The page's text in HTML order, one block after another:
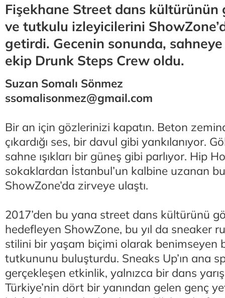
Fişekhane Street dans kültürünün
ve tutkulu izleyicilerini
getirdi. Gecenin sonunda, sahneye
ekip Drunk Steps Crew oldu.
Suzan Somalı Sönmez
ssomalisonmez@gmail.com
Bir an için gözlerinizi kapatın. Beton
çıkardığı ses, bir davul gibi yankılanıyor.
sahne ışıkları bir güneş gibi parlıyor. Hip
sokaklardan İstanbul’un kalbine uzanan
ShowZone’da zirveye ulaştı.
2017’den bu yana street dans kültürünü
hedefleyen ShowZone, bu yıl da sneaker
stilini bir yaşam biçimi olarak benimseyen
tutkununu buluşturdu. Sneaks Up’ın ana
gerçekleşen etkinlik, yalnızca bir dans
Türkiye’nin dört bir yanından gelen genç